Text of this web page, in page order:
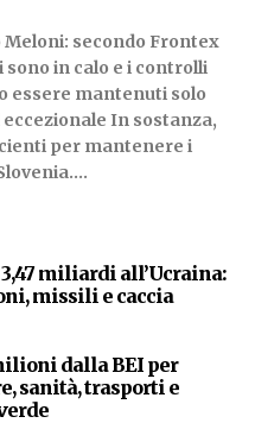
secondo Frontex
in calo e i controlli
essere mantenuti solo
In sostanza,
per mantenere i
miliardi all’Ucraina:
missili e caccia
dalla BEI per
sanità, trasporti e